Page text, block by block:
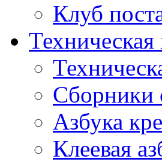
Клуб
Сборники
Азбука
Клеевая